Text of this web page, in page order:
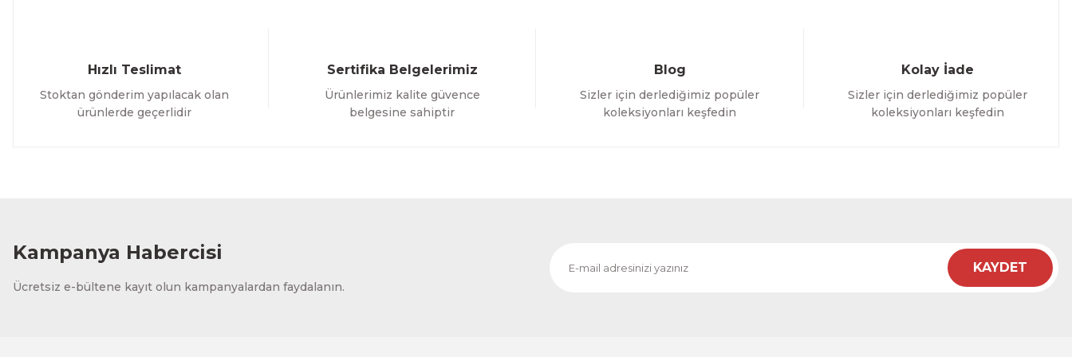
Hızlı Teslimat
Stoktan gönderim yapılacak olan
ürünlerde geçerlidir
Sertifika Belgelerimiz
Ürünlerimiz kalite güvence
belgesine sahiptir
Blog
Sizler için derlediğimiz popüler
koleksiyonları keşfedin
Kolay İade
Sizler için derlediğimiz popüler
koleksiyonları keşfedin
Kampanya Habercisi
Ücretsiz e-bültene kayıt olun kampanyalardan faydalanın.
KAYDET